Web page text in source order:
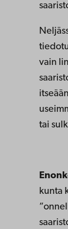
vain
tai
kunta